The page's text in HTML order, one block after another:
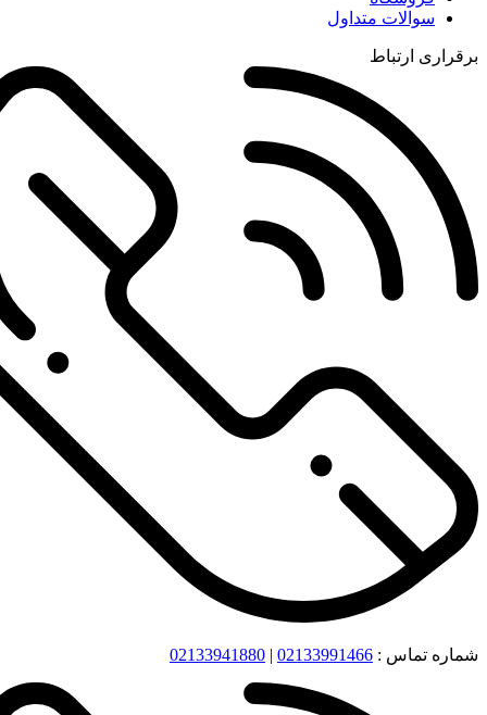
سوالات متداول
برقراری ارتباط
شماره تماس : 02133991466
|
02133941880